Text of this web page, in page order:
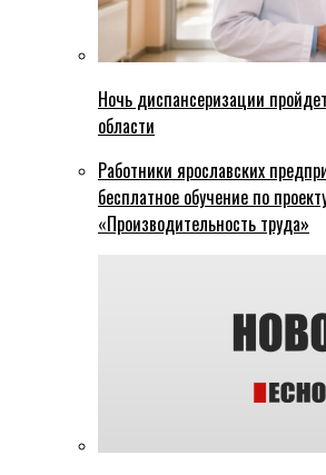
Ночь диспансеризации
области
Работники ярославских
бесплатное обучение по
«Производительность труда»